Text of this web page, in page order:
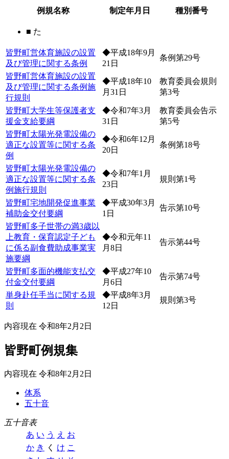
例規名称 制定年月日 種別番号
■ た
皆野町営体育施設の設置
及び管理に関する条例
◆平成18年9月
21日
条例第29号
皆野町営体育施設の設置
及び管理に関する条例施
行規則
◆平成18年10
月31日
教育委員会規則
第3号
皆野町大学生等保護者支
援金支給要綱
◆令和7年3月
31日
教育委員会告示
第5号
皆野町太陽光発電設備の
適正な設置等に関する条
例
◆令和6年12月
20日
条例第18号
皆野町太陽光発電設備の
適正な設置等に関する条
例施行規則
◆令和7年1月
23日
規則第1号
皆野町宅地開発促進事業
補助金交付要綱
◆平成30年3月
1日
告示第10号
皆野町多子世帯の満3歳以
上教育・保育認定子ども
に係る副食費助成事業実
施要綱
◆令和元年11
月8日
告示第44号
皆野町多面的機能支払交
付金交付要綱
◆平成27年10
月6日
告示第74号
単身赴任手当に関する規
則
◆平成8年3月
12日
規則第3号
内容現在 令和8年2月2日
皆野町例規集
内容現在 令和8年2月2日
体系
五十音
五十音表
あ い う え お
か き く け こ